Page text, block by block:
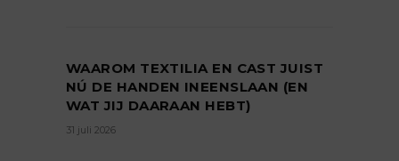
WAAROM TEXTILIA EN CAST JUIST
NÚ DE HANDEN INEENSLAAN (EN
WAT JIJ DAARAAN HEBT)
31 juli 2026